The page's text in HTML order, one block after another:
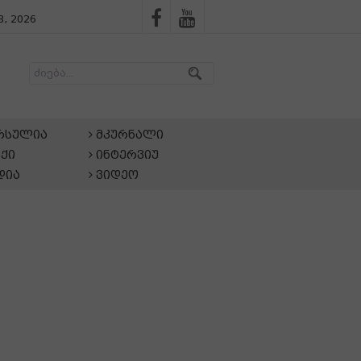
2026
მკურნალი
ინტერვიუ
ვიდეო